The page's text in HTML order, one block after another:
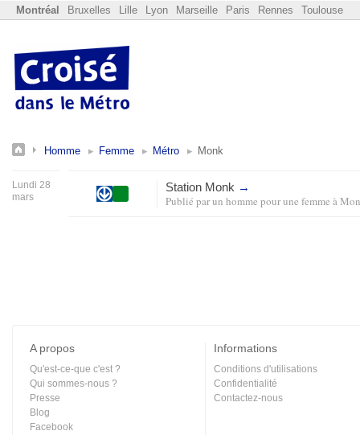
Montréal Bruxelles Lille Lyon Marseille Paris Rennes Toulouse
Homme Femme Métro Monk
Lundi 28
mars
Station Monk →
Publié parun homme pour une femme à
A propos
Qu'est-ce-que c'est ?
Qui sommes-nous ?
Presse
Blog
Facebook
Informations
Conditions d'utilisations
Confidentialité
Contactez-nous